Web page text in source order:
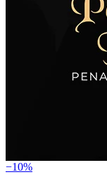
−10%